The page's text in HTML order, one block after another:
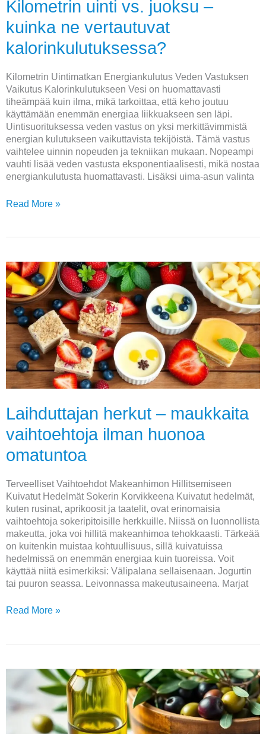
Kilometrin uinti vs. juoksu –
kuinka ne vertautuvat
kalorinkulutuksessa?
Kilometrin Uintimatkan Energiankulutus Veden Vastuksen
Vaikutus Kalorinkulutukseen Vesi on huomattavasti
tiheämpää kuin ilma, mikä tarkoittaa, että keho joutuu
käyttämään enemmän energiaa liikkuakseen sen läpi.
Uintisuorituksessa veden vastus on yksi merkittävimmistä
energian kulutukseen vaikuttavista tekijöistä. Tämä vastus
vaihtelee uinnin nopeuden ja tekniikan mukaan. Nopeampi
vauhti lisää veden vastusta eksponentiaalisesti, mikä nostaa
energiankulutusta huomattavasti. Lisäksi uima-asun valinta
Read More »
Laihduttajan herkut – maukkaita
vaihtoehtoja ilman huonoa
omatuntoa
Terveelliset Vaihtoehdot Makeanhimon Hillitsemiseen
Kuivatut Hedelmät Sokerin Korvikkeena Kuivatut hedelmät,
kuten rusinat, aprikoosit ja taatelit, ovat erinomaisia
vaihtoehtoja sokeripitoisille herkkuille. Niissä on luonnollista
makeutta, joka voi hillitä makeanhimoa tehokkaasti. Tärkeää
on kuitenkin muistaa kohtuullisuus, sillä kuivatuissa
hedelmissä on enemmän energiaa kuin tuoreissa. Voit
käyttää niitä esimerkiksi: Välipalana sellaisenaan. Jogurtin
tai puuron seassa. Leivonnassa makeutusaineena. Marjat
Laihduttajan
herkut
–
maukkaita
vaihtoehtoja
ilman
huonoa
omatuntoa
Read More »
Oliiviöljy
ummetukseen
–
luonnollinen